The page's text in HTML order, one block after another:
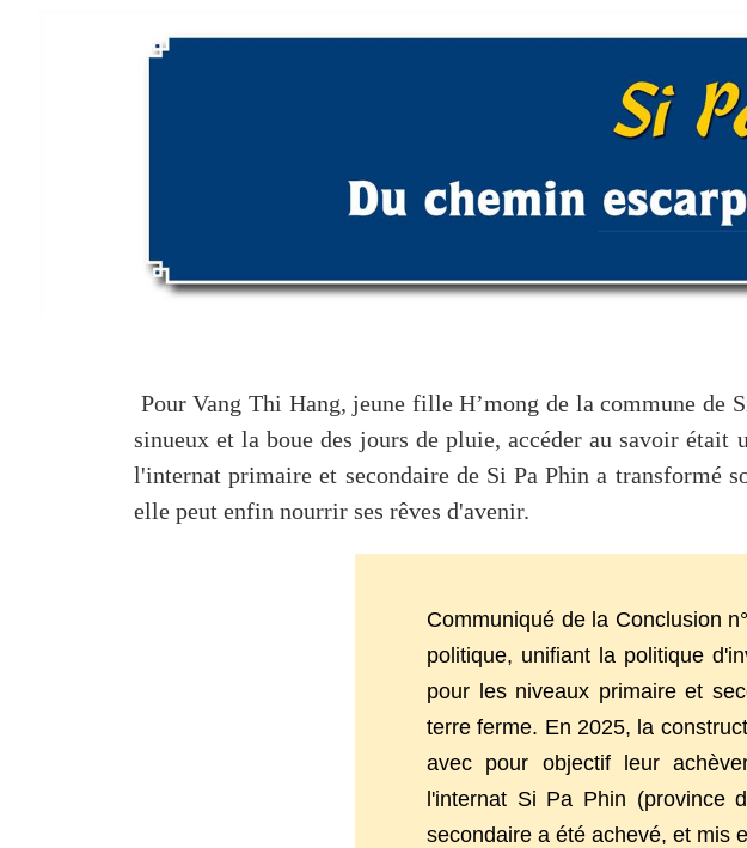
Pour Vang Thi Hang, jeune fille H’mong de la commune de
sinueux et la boue des jours de pluie, accéder au savoir
l'internat primaire et secondaire de Si Pa Phin a transformé
elle peut enfin nourrir ses rêves d'avenir.
Communiqué de la Conclusion
politique, unifiant la politique
pour les niveaux primaire et
terre ferme. En 2025, la
avec pour objectif leur
l'internat Si Pa Phin (province
secondaire a été achevé, et mis